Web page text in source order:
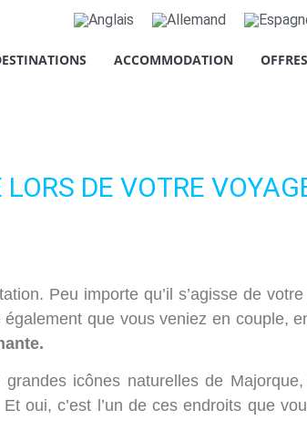
ACCOMMODATION OFFRES
DE VOTRE
Peu importe qu’il s’agisse de
que vous veniez en couple,
icônes naturelles de
Et oui, c’est l’un de ces endroits que
Pour plus d'informations, vous pouvez